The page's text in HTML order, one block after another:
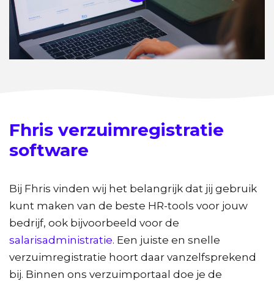
Fhris verzuimregistratie
software
Bij Fhris vinden wij het belangrijk dat jij gebruik
kunt maken van de beste HR-tools voor jouw
bedrijf, ook bijvoorbeeld voor de
salarisadministratie. Een juiste en snelle
verzuimregistratie hoort daar vanzelfsprekend
bij. Binnen ons verzuimportaal doe je de